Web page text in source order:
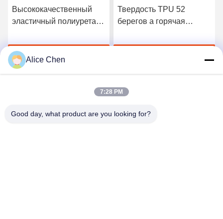
Высококачественный
эластичный полиуретан
склеивающую пленку
Получите самую
Твердость TPU 52
берегов a горячая
пленку для безшовного
Alice Chen
7:28 PM
Good day, what product are you looking for?